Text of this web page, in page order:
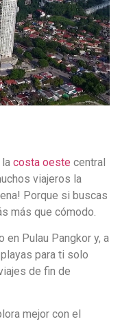
costa oeste central
viajeros la
Porque si buscas
más que cómodo.
en Pulau Pangkor y, a
para ti solo
de fin de
mejor con el